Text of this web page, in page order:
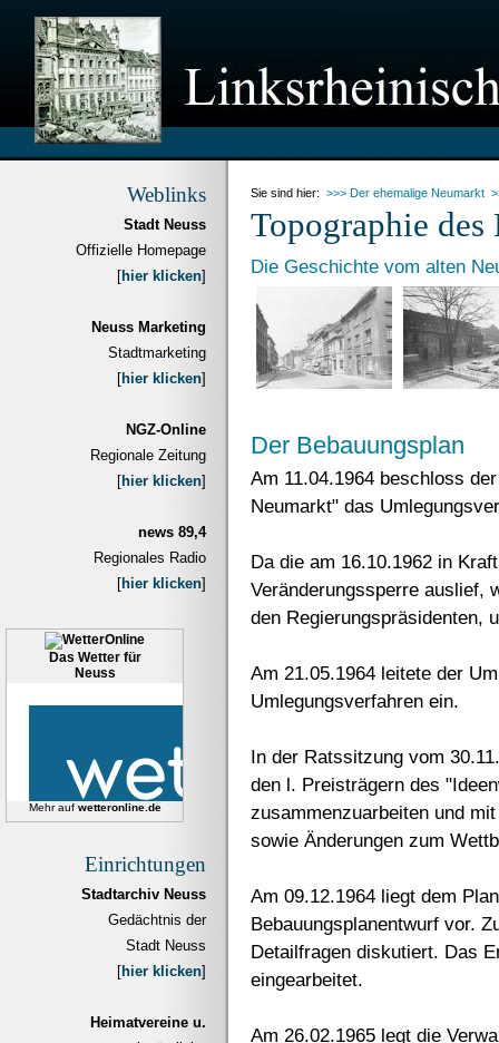
Weblinks
Stadt Neuss
Offizielle Homepage
[hier klicken]
Neuss Marketing
Stadtmarketing
[hier klicken]
NGZ-Online
Regionale Zeitung
[hier klicken]
news 89,4
Regionales Radio
[hier klicken]
Das Wetter für
Neuss
Mehr auf wetteronline.de
Einrichtungen
Stadtarchiv Neuss
Gedächtnis der
Stadt Neuss
[hier klicken]
Heimatvereine u.
Sie sind hier: >>> Der ehemalige Neumarkt
Topographie
Die Geschichte vom alten
Der Bebauungsplan
Am 11.04.1964 beschloss
Neumarkt" das
Da die am 16.10.1962 in
Veränderungssperre auslief,
den Regierungspräsidenten,
Am 21.05.1964 leitete der
Umlegungsverfahren ein.
In der Ratssitzung vom
den l. Preisträgern des
zusammenzuarbeiten und
sowie Änderungen zum
Am 09.12.1964 liegt dem
Bebauungsplanentwurf vor.
Detailfragen diskutiert. Das
eingearbeitet.
Am 26.02.1965 legt die